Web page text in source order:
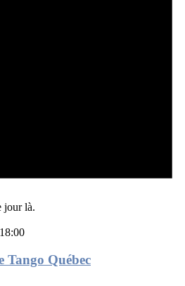
jour là.
18:00
Tango Québec